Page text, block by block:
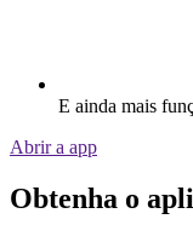
E ainda mais
Abrir a app
Obtenha o